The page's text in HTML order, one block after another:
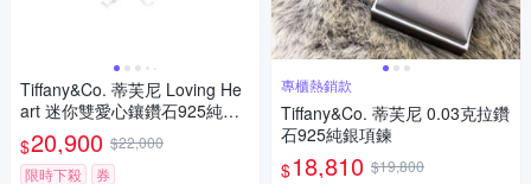
Tiffany&Co. 蒂芙尼 Loving He
art 迷你雙愛心鑲鑽石925純銀
項鍊
$20,900 $22,000
限時下殺
券
專櫃熱銷款
Tiffany&Co. 蒂芙尼 0.03克拉鑽
石925純銀項鍊
$18,810 $19,800